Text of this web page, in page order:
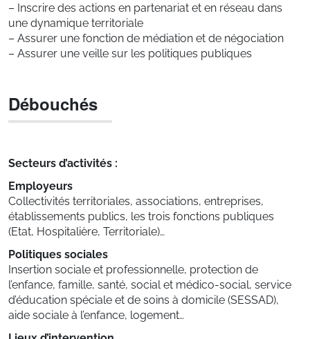
– Inscrire des actions en partenariat et en réseau dans
une dynamique territoriale
– Assurer une fonction de médiation et de négociation
– Assurer une veille sur les politiques publiques
Débouchés
Secteurs d’activités :
Employeurs
Collectivités territoriales, associations, entreprises,
établissements publics, les trois fonctions publiques
(Etat, Hospitalière, Territoriale)…
Politiques sociales
Insertion sociale et professionnelle, protection de
l’enfance, famille, santé, social et médico-social, service
d’éducation spéciale et de soins à domicile (SESSAD),
aide sociale à l’enfance, logement…